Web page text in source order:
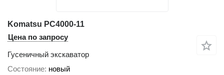
Komatsu PC4000-11
Цена по запросу
Гусеничный экскаватор
Состояние новый